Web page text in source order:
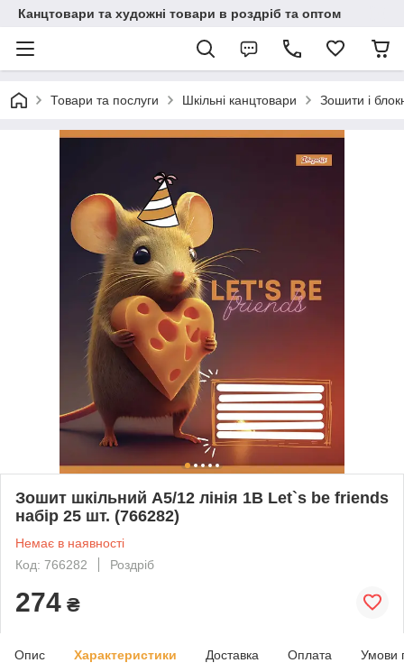
Канцтовари та художні товари в роздріб та оптом
Товари та послуги Шкільні канцтовари Зошити і
Зошит шкільний А5/12 лінія 1В Let`s be friends
набір 25 шт. (766282)
Немає в наявності
Код: 766282
Роздріб
274 ₴
Опис Характеристики Доставка Оплата Умови